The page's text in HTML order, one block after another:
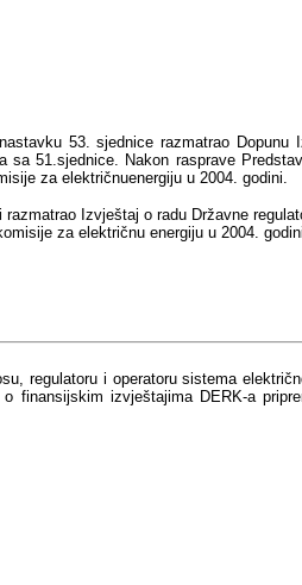
53. sjednice razmatrao
51.sjednice. Nakon rasprave
za električnuenergiju u 2004. godini.
Izvještaj o radu Državne
za električnu energiju u 2004.
regulatoru i operatoru sistema
izvještajima DERK-a